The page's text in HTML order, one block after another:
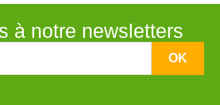
à notre newsletters